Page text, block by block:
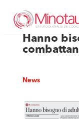
Hanno
News